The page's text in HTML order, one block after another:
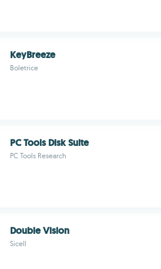
KeyBreeze
Boletrice
PC Tools Disk Suite
PC Tools Research
Double Vision
Sicell